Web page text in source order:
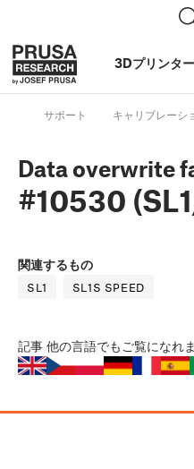
3Dプリンター
サポート キャリブレーシ
Data overwrite
#10530
関連するもの
SL1 SL1S SPEED
記事 他の言語でもご覧になれま